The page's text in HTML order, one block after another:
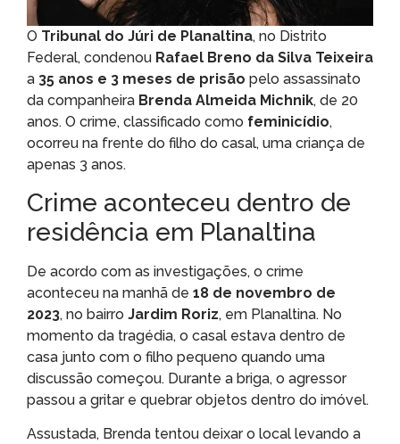
O Tribunal do Júri de Planaltina, no Distrito
Federal, condenou Rafael Breno da Silva Teixeira
a 35 anos e 3 meses de prisão pelo assassinato
da companheira Brenda Almeida Michnik, de 20
anos. O crime, classificado como feminicídio,
ocorreu na frente do filho do casal, uma criança de
apenas 3 anos.
Crime aconteceu dentro de
residência em Planaltina
De acordo com as investigações, o crime
aconteceu na manhã de 18 de novembro de
2023, no bairro Jardim Roriz, em Planaltina. No
momento da tragédia, o casal estava dentro de
casa junto com o filho pequeno quando uma
discussão começou. Durante a briga, o agressor
passou a gritar e quebrar objetos dentro do imóvel.
Assustada, Brenda tentou deixar o local levando a